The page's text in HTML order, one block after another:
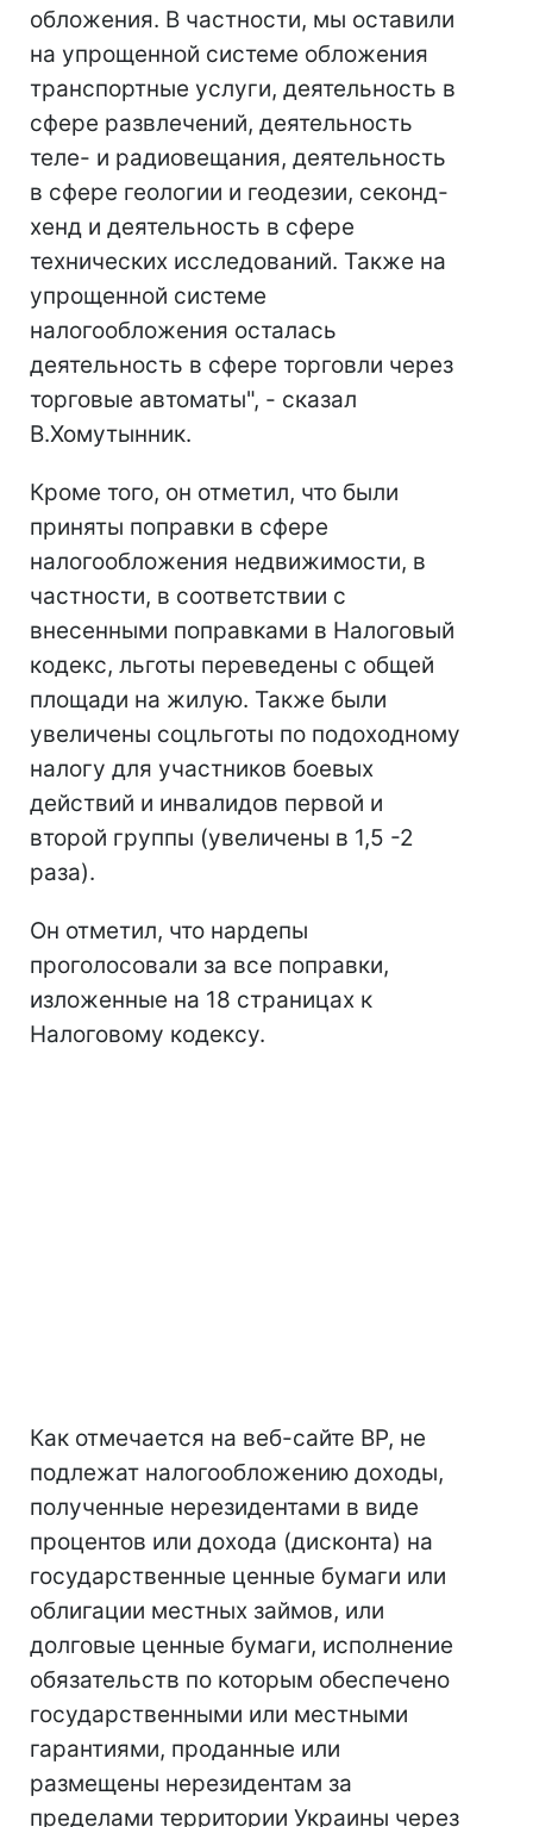
обложения. В частности, мы оставили
на упрощенной системе обложения
транспортные услуги, деятельность в
сфере развлечений, деятельность
теле- и радиовещания, деятельность
в сфере геологии и геодезии, секонд-
хенд и деятельность в сфере
технических исследований. Также на
упрощенной системе
налогообложения осталась
деятельность в сфере торговли через
торговые автоматы", - сказал
В.Хомутынник.
Кроме того, он отметил, что были
приняты поправки в сфере
налогообложения недвижимости, в
частности, в соответствии с
внесенными поправками в Налоговый
кодекс, льготы переведены с общей
площади на жилую. Также были
увеличены соцльготы по подоходному
налогу для участников боевых
действий и инвалидов первой и
второй группы (увеличены в 1,5 -2
раза).
Он отметил, что нардепы
проголосовали за все поправки,
изложенные на 18 страницах к
Налоговому кодексу.
Как отмечается на веб-сайте ВР, не
подлежат налогообложению доходы,
полученные нерезидентами в виде
процентов или дохода (дисконта) на
государственные ценные бумаги или
облигации местных займов, или
долговые ценные бумаги, исполнение
обязательств по которым обеспечено
государственными или местными
гарантиями, проданные или
размещены нерезидентам за
пределами территории Украины через